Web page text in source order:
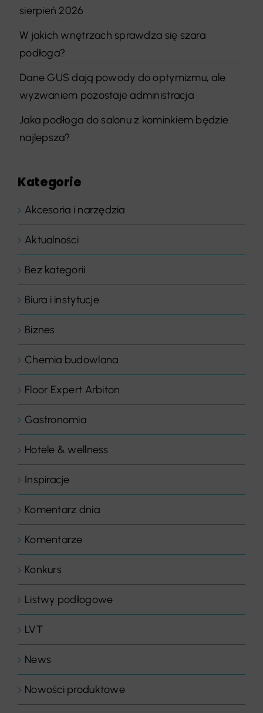
sierpień 2026
W jakich wnętrzach sprawdza się szara
podłoga?
Dane GUS dają powody do optymizmu, ale
wyzwaniem pozostaje administracja
Jaka podłoga do salonu z kominkiem będzie
najlepsza?
Kategorie
Akcesoria i narzędzia
Aktualności
Bez kategorii
Biura i instytucje
Biznes
Chemia budowlana
Floor Expert Arbiton
Gastronomia
Hotele & wellness
Inspiracje
Komentarz dnia
Komentarze
Konkurs
Listwy podłogowe
LVT
News
Nowości produktowe